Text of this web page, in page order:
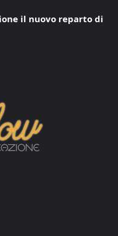
il nuovo reparto di